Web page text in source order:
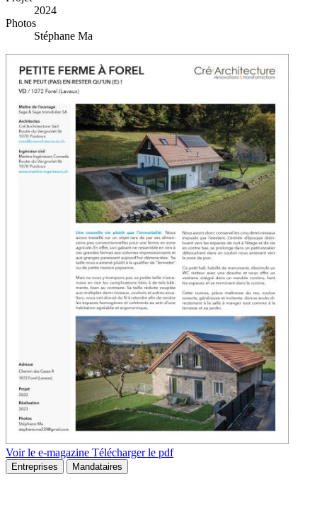
2024
Photos
Stéphane Ma
Voir le e-magazine Télécharger le pdf
Entreprises Mandataires